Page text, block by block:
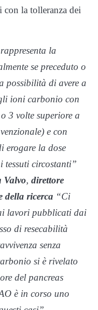
la tolleranza dei
la
se preceduto o
possibilità di avere a
ioni carbonio con
3 volte superiore a
e con
erogare la dose
tessuti circostanti”
Valvo, direttore
della ricerca “Ci
lavori pubblicati dai
di resecabilità
senza
si è rivelato
del pancreas
è in corso uno